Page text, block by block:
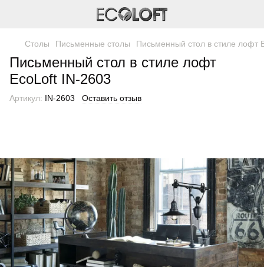
Столы Письменные столы Письменный стол в стиле лофт
Письменный стол в стиле лофт
EcoLoft IN-2603
Артикул: IN-2603 Оставить отзыв